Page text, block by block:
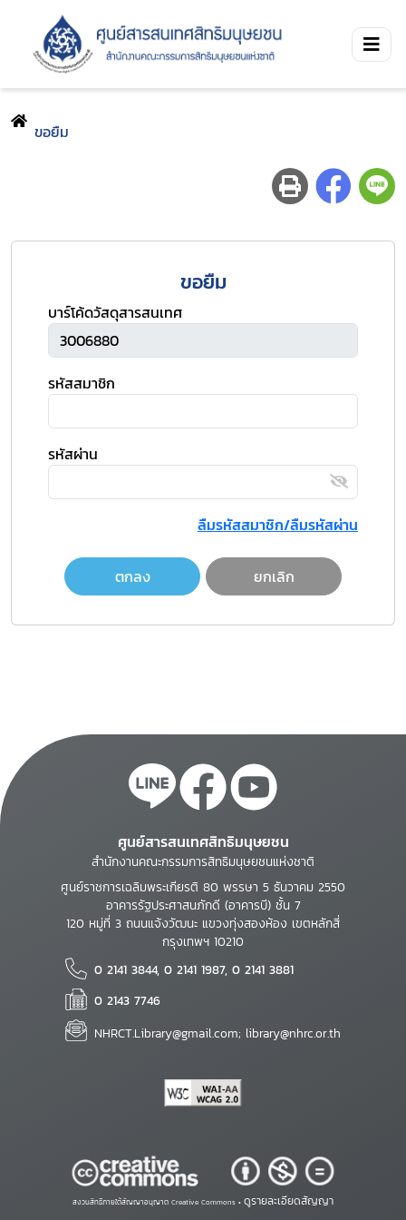
ขอยืม
ขอยืม
บาร์โค้ดวัสดุสารสนเทศ
รหัสสมาชิก
รหัสผ่าน
ลืมรหัสสมาชิก/ลืมรหัสผ่าน
ตกลง ยกเลิก
ศูนย์สารสนเทศสิทธิมนุษยชน
สำนักงานคณะกรรมการสิทธิมนุษยชนแห่งชาติ
ศูนย์ราชการเฉลิมพระเกียรติ 80 พรรษา 5 ธันวาคม 2550
อาคารรัฐประศาสนภักดี (อาคารบี) ชั้น 7
120 หมู่ที่ 3 ถนนแจ้งวัฒนะ แขวงทุ่งสองห้อง เขตหลักสี่
กรุงเทพฯ 10210
0 2141 3844, 0 2141 1987, 0 2141 3881
0 2143 7746
NHRCT.Library@gmail.com; library@nhrc.or.th
สงวนสิทธิ์ภายใต้สัญญาอนุญาต Creative Commons • ดูรายละเอียดสัญญา